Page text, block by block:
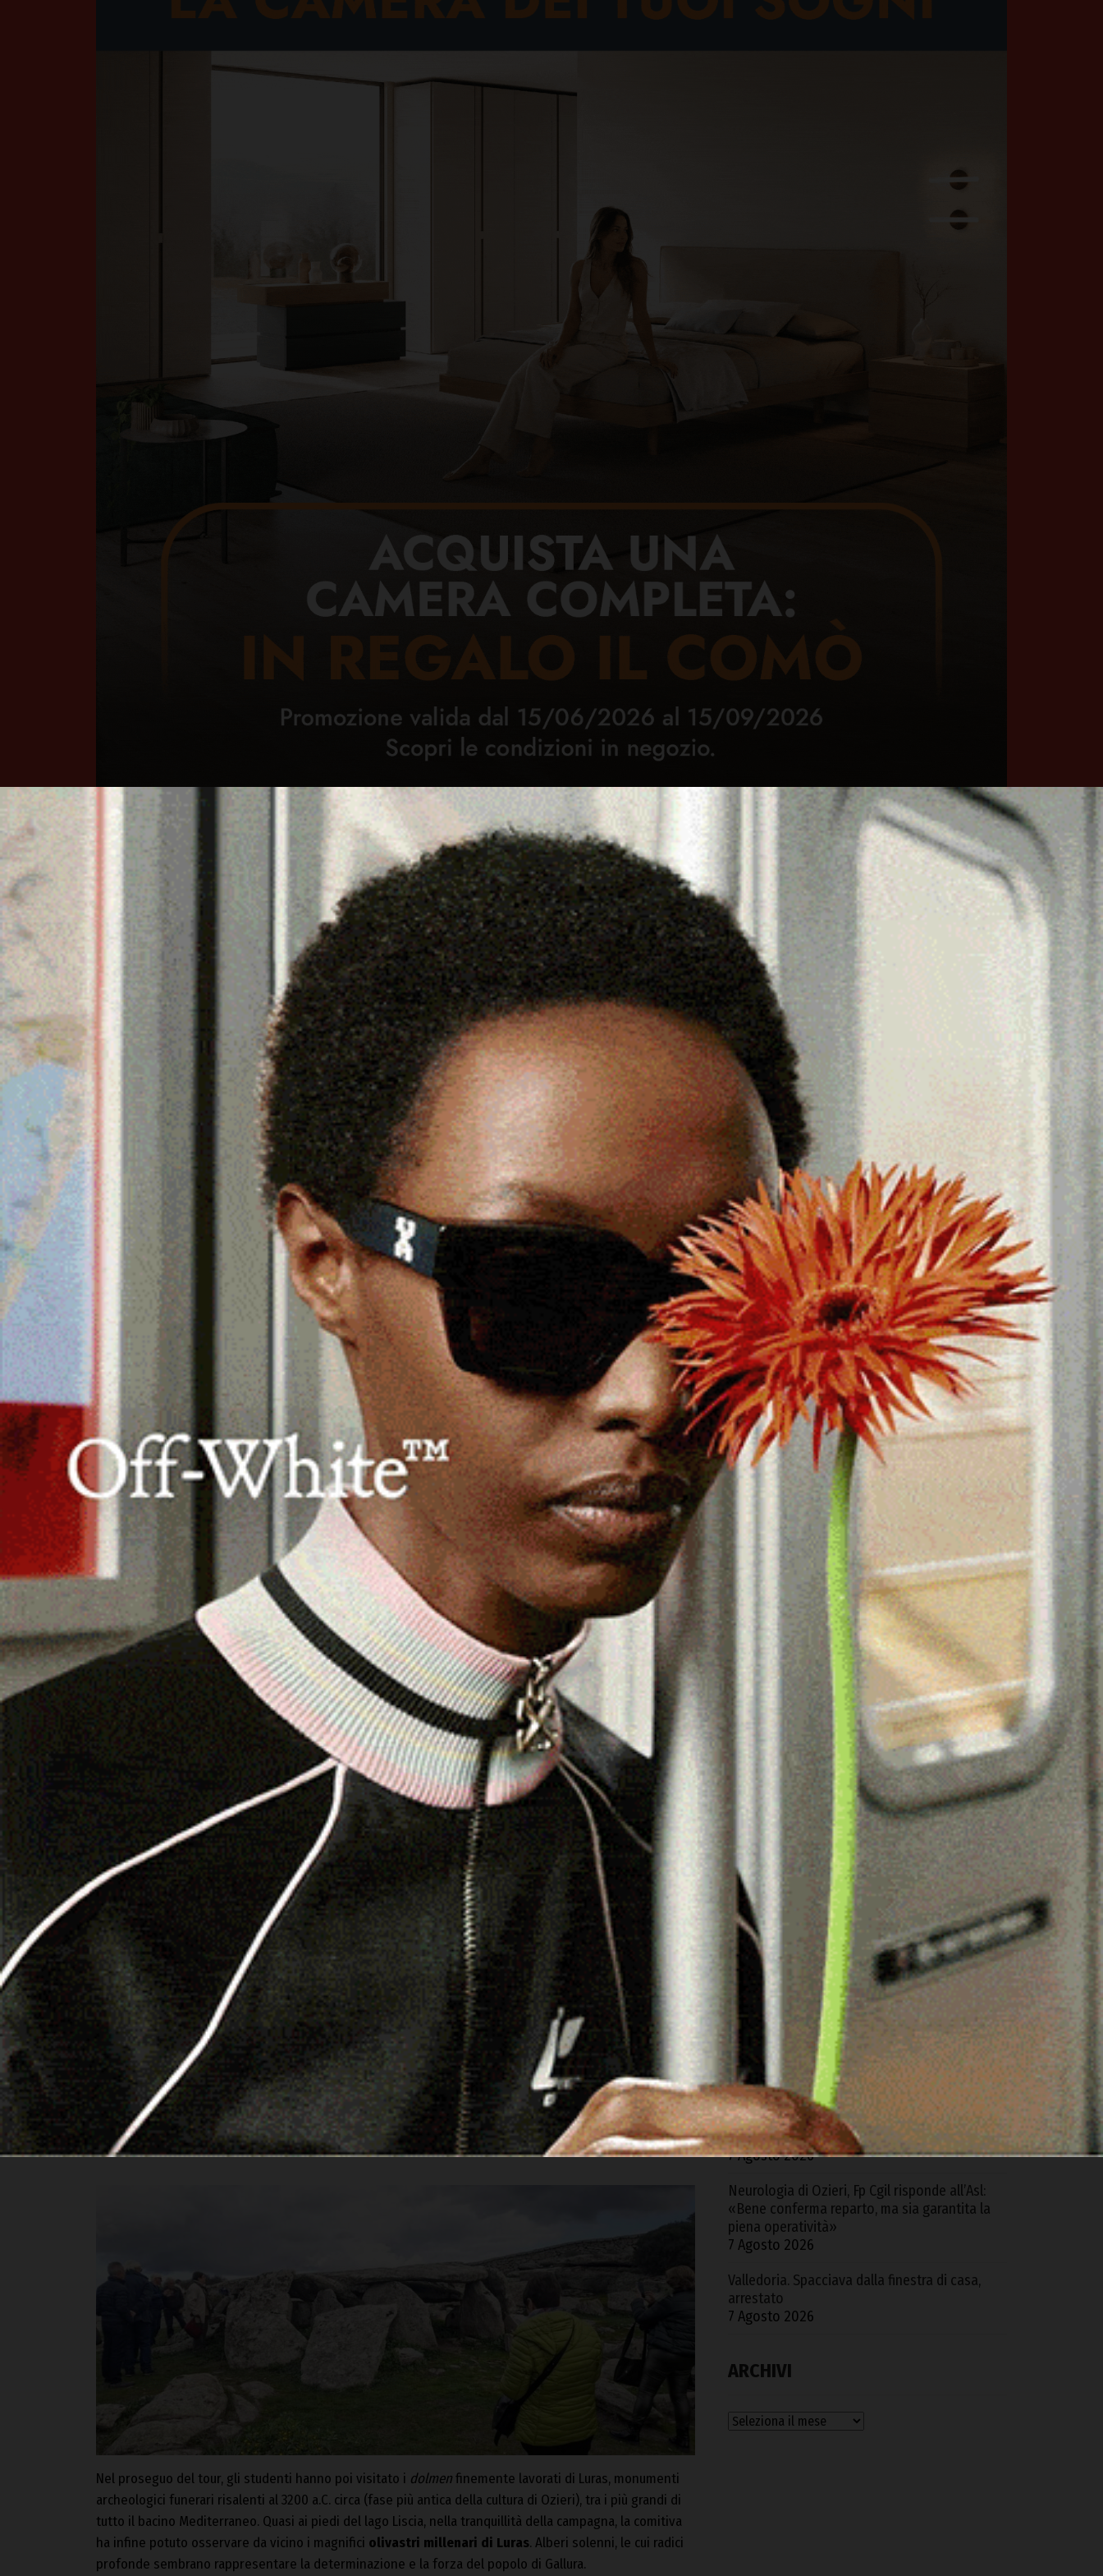
Home Ozieri Territorio Sardegna Cronaca Attualità Sport Cultura Rubriche Necrologie
Numeri
utili
Contatti
GLI ALLIEVI DELL’UTE DI OZIERI ALLA SCOPERTA DI
LURAS
22 Novembre 2025, 18:10
Viaggio nel cuore della Gallura tra storia, tradizioni, archeologia e natura.
OZIERI | 22 novembre 2025.Una giornata dedicata alla storia, alle tradizioni, all’archeologia e alle
bellezze naturalistiche della Gallura più autentica. È l’esperienza vissuta il 19 novembre dagli allievi
dell’Università delle Tre Età “F.I. Mannu”, coinvolti in un percorso culturale nel borgo diLuras
La prima tappa è stata il Museo Galluras , autentico scrigno della memoria locale, che custodisce tutte
le tradizioni del piccolo centro e la leggenda delladonna Accabadora (misteriosa figura che praticava
un’antica forma di eutanasia per porre fine alle sofferenze dei malati terminali). Questo spazio culturale
privato è stato creato da Pier Giacomo Pala: un visionario, un sognatore, un appassionato di tradizioni
popolari. Ha iniziato a raccogliere il materiale etnografico quando era ancora adolescente. Acquistato un
palazzo in una via centrale del paese nel 1981, dopo averlo restaurato in maniera conservativa, quindici
anni dopo, nel 1996, vi apre il Museo, dove oggi sono esposti, in tre livelli, migliaia di reperti. L’ultimo
piano è dedicato all’accabadora con il suo martello di olivastro custodito in un sacco nero.
Lasciato il Galluras con un po’ di rammarico, il gruppo ha continuato il suo viaggio tra le meraviglie del
borgo. In un palazzotto di proprietà comunale, gli allievi si sono così imbattuti in una preziosa
collezione di abiti dell’Ottocento. A fare da guida è stata la professoressa Maria Giovanna Addis,
ricercatrice storica del paese, che ha descritto gli indumenti e raccontato le storie dei suoi proprietari.
Nel proseguo del tour, gli studenti hanno poi visitato i dolmenfinemente lavorati di Luras, monumenti
archeologici funerari risalenti al 3200 a.C. circa (fase più antica della cultura di Ozieri), tra i più grandi di
tutto il bacino Mediterraneo. Quasi ai piedi del lago Liscia, nella tranquillità della campagna, la comitiva
ha infine potuto osservare da vicino i magnifici olivastri millenari di Luras. Alberi solenni, le cui radici
profonde sembrano rappresentare la determinazione e la forza del popolo di Gallura.
Cerca
Cerca
Facebook
ThreadsInstagram
X YouTube
ARTICOLI RECENTI
Ad Alà dei Sardi la XXIII Rassegna
Internazionale del Folklore
7 Agosto 2026
Sequestrati oltre 6 kg di cocaina e hashish
provenienti dalla Spagna, 4 arresti tra Cagliari
7 Agosto 2026
Strada Monte Pino, Piu: «In due anni abbiamo
sbloccato e consegnato un’opera
fondamentale»
7 Agosto 2026
Neurologia di Ozieri, Fp Cgil risponde all’Asl:
«Bene conferma reparto, ma sia garantita la
piena operatività»
7 Agosto 2026
Valledoria. Spacciava dalla finestra di casa,
arrestato
7 Agosto 2026
ARCHIVI
Archivi